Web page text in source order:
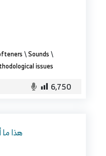
\Sounds\
issues
6,750